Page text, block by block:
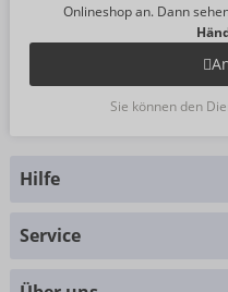
Onlineshop an. Dann
Sie können den
Hilfe
Service